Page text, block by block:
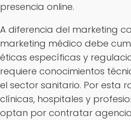
presencia online.
A diferencia del marketing
marketing médico debe
éticas específicas y
requiere conocimientos
el sector sanitario. Por esta
clínicas, hospitales y
optan por contratar